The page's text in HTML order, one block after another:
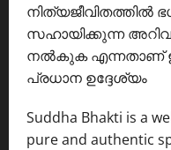
നിത്യജീവിതത്തിൽ
സഹായിക്കുന്ന
നൽകുക എന്നതാണ് ഈ
പ്രധാന ഉദ്ദേശ്യം
Suddha Bhakti is a
pure and authentic